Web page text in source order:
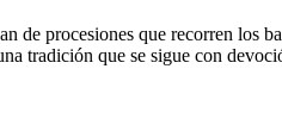
de procesiones que recorren los
tradición que se sigue con